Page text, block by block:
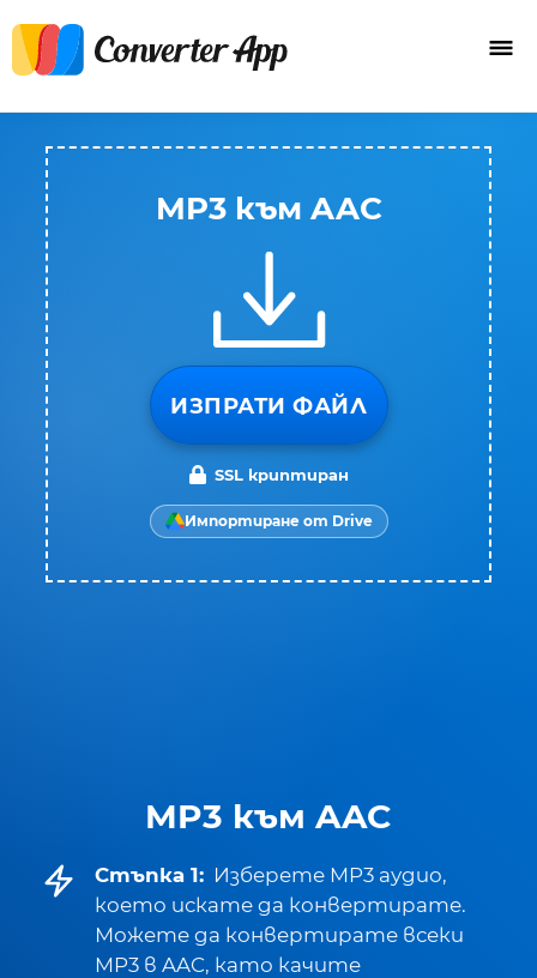
MP3 към AAC
Стъпка 1: Изберете MP3 аудио,
което искате да конвертирате.
Можете да конвертирате всеки
MP3 в AAC, като качите
MP3 към AAC
ИЗПРАТИ ФАЙЛ
SSL криптиран
Импортиране от Drive